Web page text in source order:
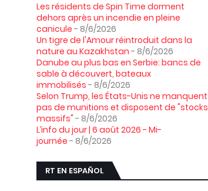
Les résidents de Spin Time dorment
dehors après un incendie en pleine
canicule - 8/6/2026
Un tigre de l'Amour réintroduit dans la
nature au Kazakhstan - 8/6/2026
Danube au plus bas en Serbie: bancs de
sable à découvert, bateaux
immobilisés - 8/6/2026
Selon Trump, les États-Unis ne manquent
pas de munitions et disposent de "stocks
massifs" - 8/6/2026
L’info du jour | 6 août 2026 - Mi-
journée - 8/6/2026
RT EN ESPAÑOL